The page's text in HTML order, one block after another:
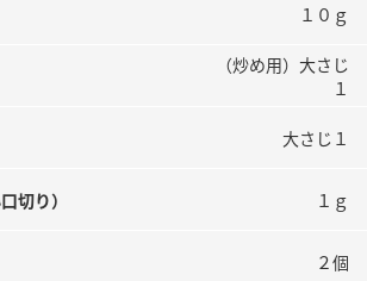
１０ｇ
（炒め用）大さじ
１
大さじ１
切り） １ｇ
２個